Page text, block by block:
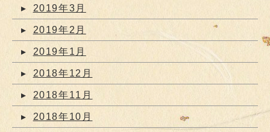
2019年3月
2019年2月
2019年1月
2018年12月
2018年11月
2018年10月